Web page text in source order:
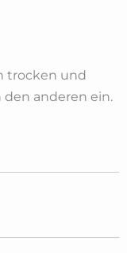
trocken und
den anderen ein.